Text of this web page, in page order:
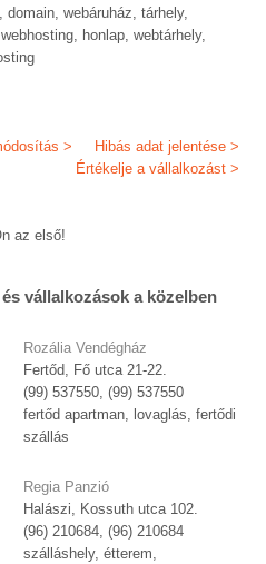
domain, webáruház, tárhely,
honlap, webtárhely,
Hibás adat jelentése >
>
Értékelje a vállalkozást >
az első!
vállalkozások a közelben
Rozália Vendégház
Fertőd, Fő utca 21-22.
(99) 537550, (99) 537550
fertőd apartman, lovaglás, fertődi
szállás
Regia Panzió
Halászi, Kossuth utca 102.
(96) 210684, (96) 210684
szálláshely, étterem,